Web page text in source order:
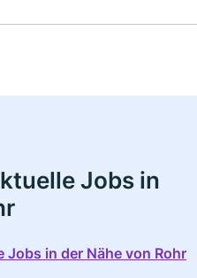
Jobs in
Jobs in der Nähe von Rohr